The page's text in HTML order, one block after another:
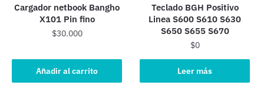
Cargador netbook Bangho
X101 Pin fino
$30.000
Añadir al carrito
Teclado BGH Positivo
Linea S600 S610 S630
S650 S655 S670
$0
Leer más